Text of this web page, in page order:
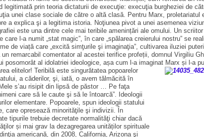
legitimată prin teoria dictaturii de execuţie: execuţia burgheziei de
unei clase sociale de către o altă clasă. Pentru Marx, proletariatul
a explica şi a legitima istoria. Noţiunea pivot a unei asemenea
este una dintre cele mai teribile amenințări ale omului. Un
l-a numit „stat magic”, în care „spălarea creierului nostru” se
de viață care „excită simţurile şi imaginaţia”, cultivarea iluziei
remarcabil comentator al acestei terifice profeții, domnul Virgiliu
posomorât al idolatriei ideologice, așa cum l-a imaginat Marx și l-a
elitelor! Teribilă este singurătatea popoarelor
a căderilor, şi, iată, o avem tălmăcită în
s’au risipit din lipsă de păstor … Pe faţa
care să le caute şi să le întoarcă”. Ideologii
elementare. Popoarele, spun ideologii statului
care opresează minorităţile şi indivizii. În
tipurile trebuie decretate normalităţi chiar dacă
și mai grav la dezagregarea unităților spirituale
americană, din 2008, California, Arizona şi